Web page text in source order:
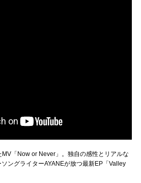
「Now or Never」。独自の感性とリアルな
ングライターAYANEが放つ最新EP「Valley